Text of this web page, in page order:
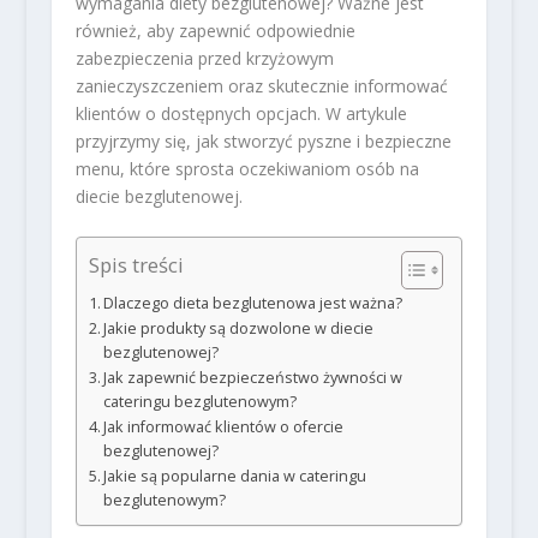
również, aby zapewnić odpowiednie
zabezpieczenia przed krzyżowym
zanieczyszczeniem oraz skutecznie informować
klientów o dostępnych opcjach. W artykule
przyjrzymy się, jak stworzyć pyszne i bezpieczne
menu, które sprosta oczekiwaniom osób na
diecie bezglutenowej.
Spis treści
Dlaczego dieta bezglutenowa jest ważna?
Jakie produkty są dozwolone w diecie
bezglutenowej?
Jak zapewnić bezpieczeństwo żywności w
cateringu bezglutenowym?
Jak informować klientów o ofercie
bezglutenowej?
Jakie są popularne dania w cateringu
bezglutenowym?